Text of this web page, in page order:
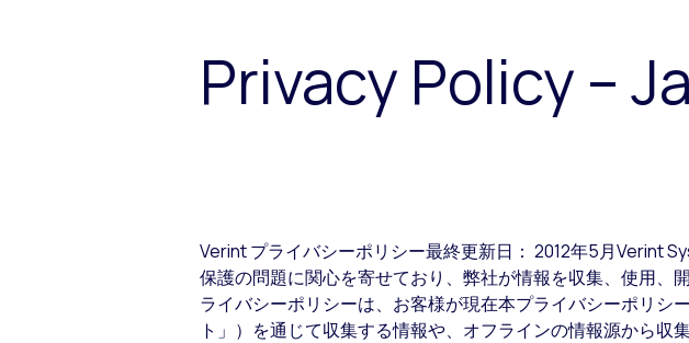
Privacy Policy –
Verint プライバシーポリシー最終更新日： 2012年5月Verint
保護の問題に関心を寄せており、弊社が情報を収集、使用
ライバシーポリシーは、お客様が現在本プライバシーポリシ
ト」）を通じて収集する情報や、オフラインの情報源から